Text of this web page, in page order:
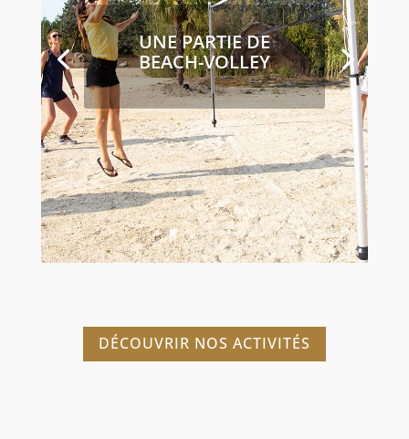
UNE PARTIE DE
BEACH-VOLLEY
DÉCOUVRIR NOS ACTIVITÉS